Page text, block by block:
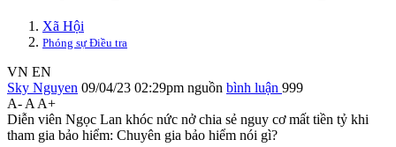
Xã Hội
Phóng sự Điều tra
VN EN
Sky Nguyen 09/04/23 02:29pm nguồn bình luận 999
A- A A+
Diễn viên Ngọc Lan khóc nức nở chia sẻ nguy cơ mất tiền tỷ khi
tham gia bảo hiểm: Chuyên gia bảo hiểm nói gì?